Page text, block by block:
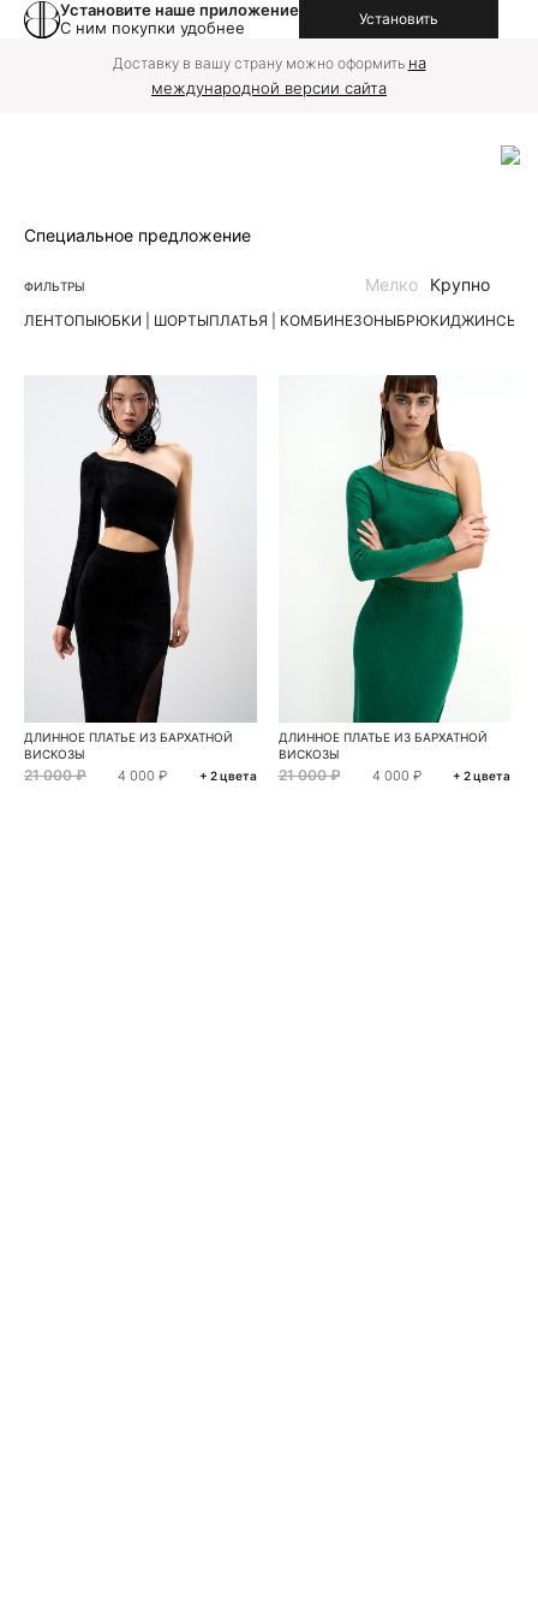
Установите наше приложение
С ним покупки удобнее
Установить
Доставку в вашу страну можно оформить на
международной версии сайта
Специальное предложение
ФИЛЬТРЫ
ЛЕНТОПЫЮБКИ | ШОРТЫПЛАТЬЯ | КОМБИНЕЗОНЫБРЮКИДЖИНСЫ
Мелко Крупно
ДЛИННОЕ ПЛАТЬЕ ИЗ БАРХАТНОЙ
ВИСКОЗЫ
21 000 ₽ 4 000 ₽ + 2 цвета
ДЛИННОЕ ПЛАТЬЕ ИЗ БАРХАТНОЙ
ВИСКОЗЫ
21 000 ₽ 4 000 ₽ + 2 цвета